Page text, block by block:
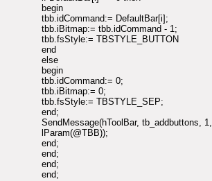
begin
tbb.idCommand:= DefaultBar[i];
tbb.iBitmap:= tbb.idCommand - 1;
tbb.fsStyle:= TBSTYLE_BUTTON
end
else
begin
tbb.idCommand:= 0;
tbb.iBitmap:= 0;
tbb.fsStyle:= TBSTYLE_SEP;
end;
SendMessage(hToolBar, tb_addbuttons, 1,
lParam(@TBB));
end;
end;
end;
end;